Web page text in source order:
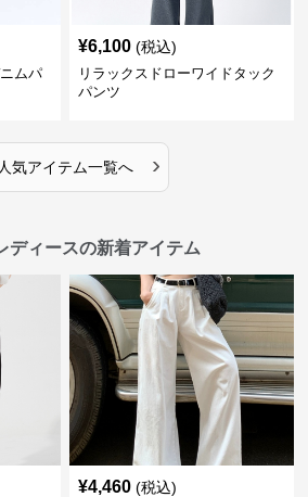
ムパ
¥6,100 (税込)
リラックスドローワイドタック
パンツ
人気アイテム一覧へ ›
ディースの新着アイテム
¥4,460 (税込)